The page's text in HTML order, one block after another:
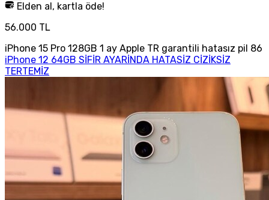
Elden al, kartla öde!
56.000 TL
iPhone 15 Pro 128GB 1 ay Apple TR garantili hatasız pil 86
iPhone 12 64GB SİFİR AYARİNDA HATASİZ CİZİKSİZ
TERTEMİZ